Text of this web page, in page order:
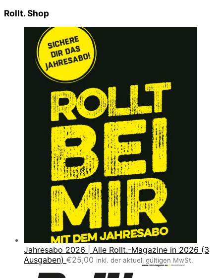
Rollt. Shop
Jahresabo 2026 | Alle Rollt.-Magazine in 2026 (3
Ausgaben) €25,00 inkl. der aktuell gültigen MwSt.